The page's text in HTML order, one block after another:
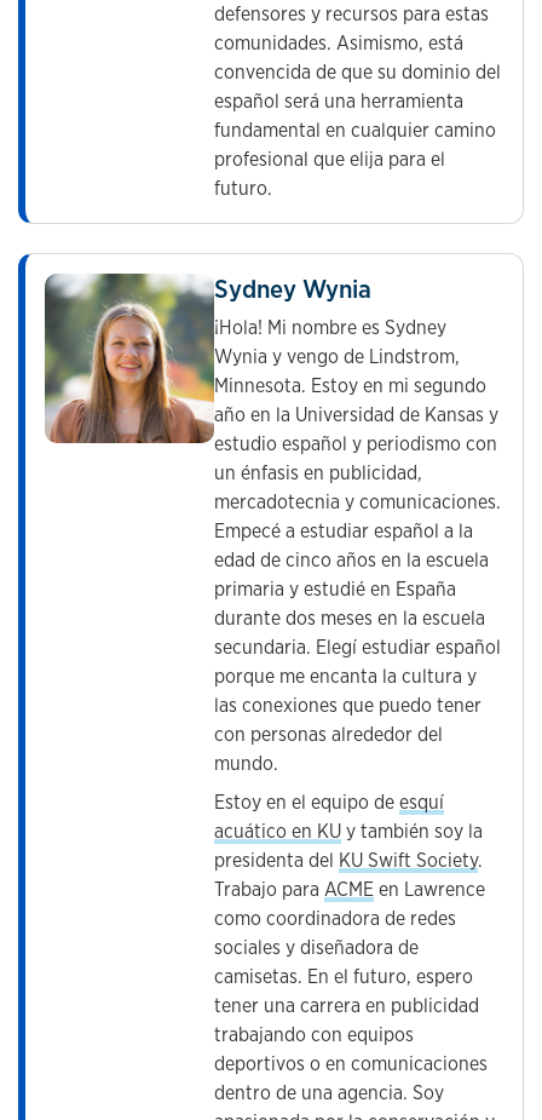
defensores y recursos para estas
comunidades. Asimismo, está
convencida de que su dominio del
español será una herramienta
fundamental en cualquier camino
profesional que elija para el
futuro.
Sydney Wynia
¡Hola! Mi nombre es Sydney
Wynia y vengo de Lindstrom,
Minnesota. Estoy en mi segundo
año en la Universidad de Kansas y
estudio español y periodismo con
un énfasis en publicidad,
mercadotecnia y comunicaciones.
Empecé a estudiar español a la
edad de cinco años en la escuela
primaria y estudié en España
durante dos meses en la escuela
secundaria. Elegí estudiar español
porque me encanta la cultura y
las conexiones que puedo tener
con personas alrededor del
mundo.
Estoy en el equipo deesquí
acuático en KUy también soy la
presidenta del KU Swift Society.
Trabajo para ACMEen Lawrence
como coordinadora de redes
sociales y diseñadora de
camisetas. En el futuro, espero
tener una carrera en publicidad
trabajando con equipos
deportivos o en comunicaciones
dentro de una agencia. Soy